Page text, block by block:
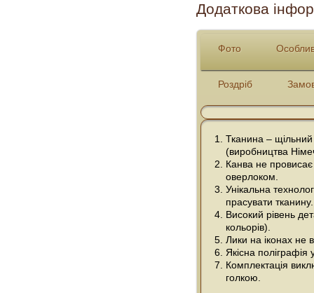
Додаткова
Фото
Роздріб
Тканина –
(виробництва
Канва не провисає
оверлоком.
Унікальна
прасувати тканину.
Високий рівень
кольорів).
Лики на іконах не
Якісна
Комплектація
голкою.